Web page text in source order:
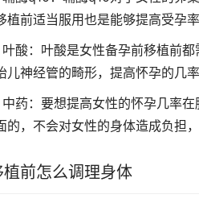
植前适当服用也是能够提高受孕率
酸：叶酸是女性备孕前移植前
儿神经管的畸形，提高怀孕的几率
药：要想提高女性的怀孕几率
的，不会对女性的身体造成负担
植前怎么调理身体